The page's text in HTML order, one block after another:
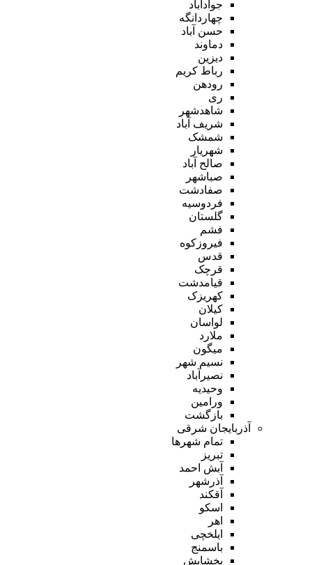
جوادآباد
چهاردانگه
حسن آباد
دماوند
دیزین
رباط کریم
رودهن
ری
شاهدشهر
شریف آباد
شمشک
شهریار
صالح آباد
صباشهر
صفادشت
فردوسیه
گلستان
فشم
فیروزکوه
قدس
قرچک
قیامدشت
کهریزک
کیلان
لواسان
ملارد
میگون
نسیم شهر
نصیرآباد
وحیدیه
ورامین
بازگشت
آذربایجان شرقی
تمام شهر‌ها
تبریز
آبش احمد
آذرشهر
آقکند
اسکو
اهر
ایلخچی
باسمنج
بخشایش